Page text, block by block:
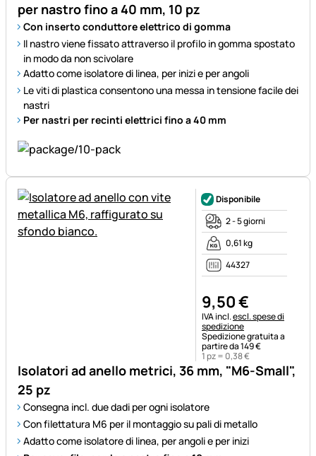
per nastro fino a 40 mm, 10 pz
Con inserto conduttore elettrico di gomma
Il nastro viene fissato attraverso il profilo in gomma spostato
in modo da non scivolare
Adatto come isolatore di linea, per inizi e per angoli
Le viti di plastica consentono una messa in tensione facile dei
nastri
Per nastri per recinti elettrici fino a 40 mm
Isolatori ad anello metrici, 36 mm, "M6-Small",
25 pz
Consegna incl. due dadi per ogni isolatore
Con filettatura M6 per il montaggio su pali di metallo
Adatto come isolatore di linea, per angoli e per inizi
Disponibile
2 - 5 giorni
0,61 kg
44327
9,50€
Informazioni fiscali:
IVA incl.escl. spese di
spedizione
Spedizione gratuita a
partire da 149 €
1 pz = 0,38€